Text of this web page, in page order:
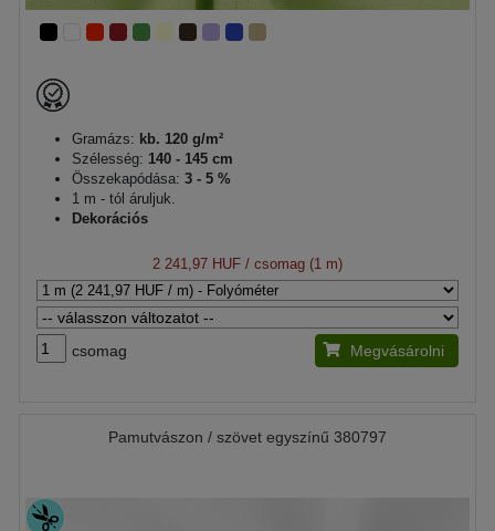
Gramázs: kb. 120 g/m²
Szélesség: 140 - 145 cm
Összekapódása: 3 - 5 %
1 m - tól áruljuk.
Dekorációs
2 241,97 HUF / csomag (1 m)
csomag Megvásárolni
Pamutvászon / szövet egyszínű 380797